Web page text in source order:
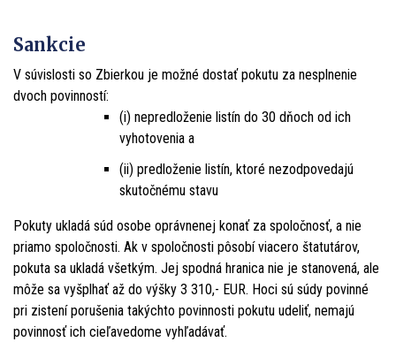
Sankcie
V súvislosti so Zbierkou je možné dostať pokutu za nesplnenie
dvoch povinností:
(i) nepredloženie listín do 30 dňoch od ich
vyhotovenia a
(ii) predloženie listín, ktoré nezodpovedajú
skutočnému stavu
Pokuty ukladá súd osobe oprávnenej konať za spoločnosť, a nie
priamo spoločnosti. Ak v spoločnosti pôsobí viacero štatutárov,
pokuta sa ukladá všetkým. Jej spodná hranica nie je stanovená, ale
môže sa vyšplhať až do výšky 3 310,- EUR. Hoci sú súdy povinné
pri zistení porušenia takýchto povinnosti pokutu udeliť, nemajú
povinnosť ich cieľavedome vyhľadávať.